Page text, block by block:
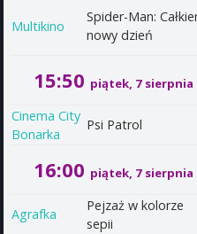
Multikino
Spider-Man:
nowy dzień
15:50 piątek, 7 sierpnia
Cinema City
Bonarka
Psi Patrol
16:00 piątek, 7 sierpnia
Agrafka
Pejzaż w kolorze
sepii